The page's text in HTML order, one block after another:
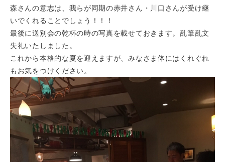
森さんの意志は、我らが同期の赤井さん・川口さんが受け継
いでくれることでしょう！！！
最後に送別会の乾杯の時の写真を載せておきます。乱筆乱文
失礼いたしました。
これから本格的な夏を迎えますが、みなさま体にはくれぐれ
もお気をつけください。